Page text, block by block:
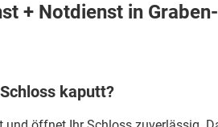
+ Notdienst in Graben-
kaputt?